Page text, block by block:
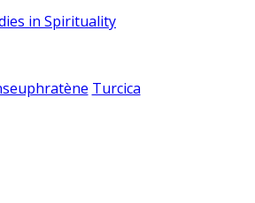
in Spirituality
Turcica